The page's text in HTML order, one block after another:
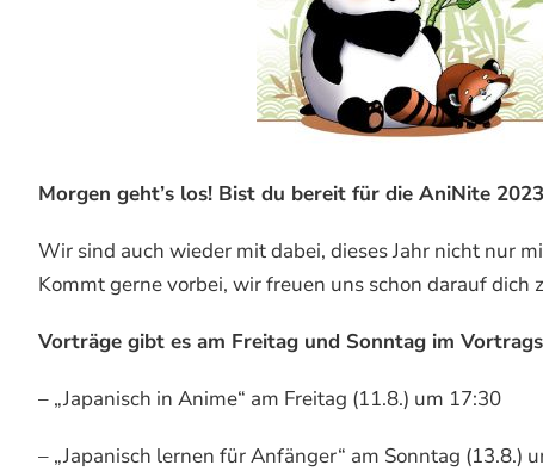
Morgen geht’s los! Bist du bereit für die AniNite
Wir sind auch wieder mit dabei, dieses Jahr nicht nur
Kommt gerne vorbei, wir freuen uns schon darauf dich
Vorträge gibt es am Freitag und Sonntag im
– „Japanisch in Anime“ am Freitag (11.8.) um 17:30
– „Japanisch lernen für Anfänger“ am Sonntag (13.8.)